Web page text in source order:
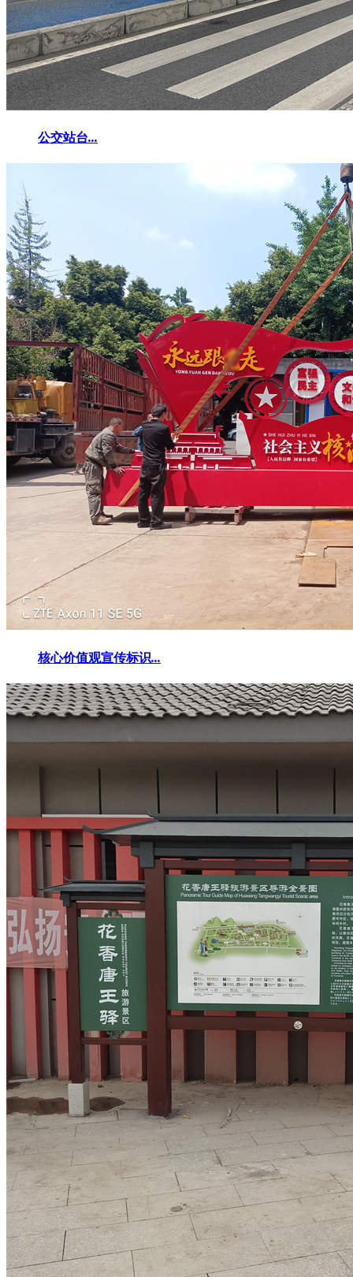
公交站台...
核心价值观宣传标识...